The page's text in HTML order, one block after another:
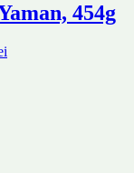
454g